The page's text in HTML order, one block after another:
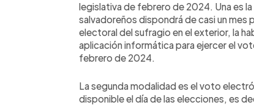
legislativa de febrero de 2024. Una es
salvadoreños dispondrá de casi un mes
electoral del sufragio en el exterior, la
aplicación informática para ejercer el
febrero de 2024.
La segunda modalidad es el voto
disponible el día de las elecciones, es